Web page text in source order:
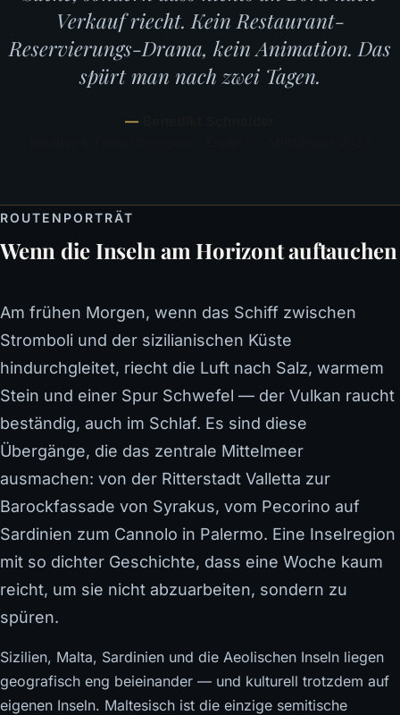
Verkauf riecht. Kein Restaurant-
Reservierungs-Drama, kein Animation. Das
spürt man nach zwei Tagen.
ROUTENPORTRÄT
Wenn die Inseln am Horizont auftauchen
Am frühen Morgen, wenn das Schiff zwischen
Stromboli und der sizilianischen Küste
hindurchgleitet, riecht die Luft nach Salz, warmem
Stein und einer Spur Schwefel — der Vulkan raucht
beständig, auch im Schlaf. Es sind diese
Übergänge, die das zentrale Mittelmeer
ausmachen: von der Ritterstadt Valletta zur
Barockfassade von Syrakus, vom Pecorino auf
Sardinien zum Cannolo in Palermo. Eine Inselregion
mit so dichter Geschichte, dass eine Woche kaum
reicht, um sie nicht abzuarbeiten, sondern zu
spüren.
Sizilien, Malta, Sardinien und die Aeolischen Inseln liegen
geografisch eng beieinander — und kulturell trotzdem auf
eigenen Inseln. Maltesisch ist die einzige semitische